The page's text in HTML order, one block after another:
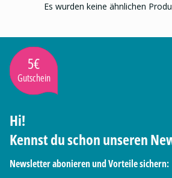
Es wurden keine ähnlichen
5€
Gutschein
Hi!
Kennst du schon unseren
Newsletter abonieren und Vorteile sichern: